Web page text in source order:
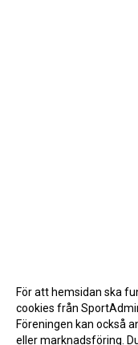
För att hemsidan ska
cookies från
Föreningen kan också
eller marknadsföring.